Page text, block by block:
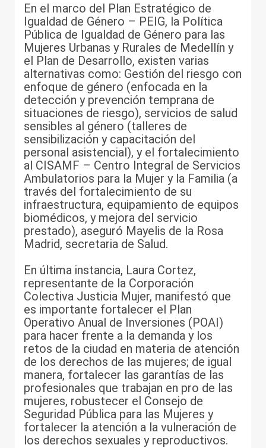
En el marco del Plan Estratégico de
Igualdad de Género – PEIG, la Política
Pública de Igualdad de Género para las
Mujeres Urbanas y Rurales de Medellín y
el Plan de Desarrollo, existen varias
alternativas como: Gestión del riesgo con
enfoque de género (enfocada en la
detección y prevención temprana de
situaciones de riesgo), servicios de salud
sensibles al género (talleres de
sensibilización y capacitación del
personal asistencial), y el fortalecimiento
al CISAMF – Centro Integral de Servicios
Ambulatorios para la Mujer y la Familia (a
través del fortalecimiento de su
infraestructura, equipamiento de equipos
biomédicos, y mejora del servicio
prestado), aseguró Mayelis de la Rosa
Madrid, secretaria de Salud.
En última instancia, Laura Cortez,
representante de la Corporación
Colectiva Justicia Mujer, manifestó que
es importante fortalecer el Plan
Operativo Anual de Inversiones (POAI)
para hacer frente a la demanda y los
retos de la ciudad en materia de atención
de los derechos de las mujeres; de igual
manera, fortalecer las garantías de las
profesionales que trabajan en pro de las
mujeres, robustecer el Consejo de
Seguridad Pública para las Mujeres y
fortalecer la atención a la vulneración de
los derechos sexuales y reproductivos.